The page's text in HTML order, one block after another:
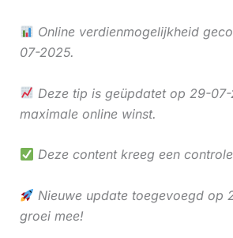
Online verdienmogelijkheid
07-2025.
Deze tip is geüpdatet op 29-
maximale online winst.
Deze content kreeg een
Nieuwe update toegevoegd op
groei mee!